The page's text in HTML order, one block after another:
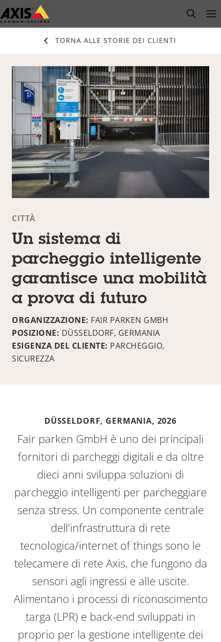
Salta
al
open
TORNA ALLE STORIE DEI CLIENTI
CITTÀ
Un sistema di
parcheggio intelligente
garantisce una mobilità
a prova di futuro
ORGANIZZAZIONE: FAIR PARKEN GMBH
POSIZIONE: DÜSSELDORF, GERMANIA
ESIGENZA DEL CLIENTE: PARCHEGGIO,
SICUREZZA
DÜSSELDORF, GERMANIA, 2026
Fair parken GmbH è uno dei principali
fornitori di parcheggi digitali e da oltre
dieci anni sviluppa soluzioni di
parcheggio intelligenti per parcheggiare
senza stress. Un componente centrale
dell'infrastruttura di rete
tecnologica/internet of things sono le
telecamere di rete Axis, che fungono da
sensori agli ingressi e alle uscite.
Alimentano i processi di riconoscimento
targa (LPR) e back-end sviluppati in
proprio per la gestione intelligente dei